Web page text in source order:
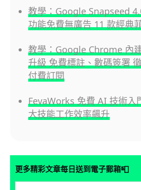
教學：Google Snapseed
功能免費無廣告 11 款經典
教學：Google Chrome 內
升級 免費標註、數碼簽署
付費訂閱
FevaWorks 免費 AI 技術
大技能工作效率飆升
更多精彩文章每日送到電子郵箱📮